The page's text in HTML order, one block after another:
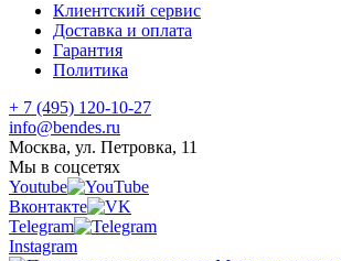
Клиентский сервис
Доставка и оплата
Гарантия
Политика
+ 7 (495) 120-10-27
info@bendes.ru
Москва, ул. Петровка, 11
Мы в соцсетях
Youtube
Вконтакте
Telegram
Instagram